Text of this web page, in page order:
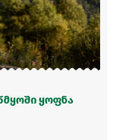
ყოფნა